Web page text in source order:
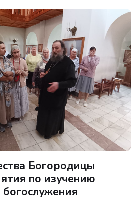
Богородицы
по изучению
богослужения